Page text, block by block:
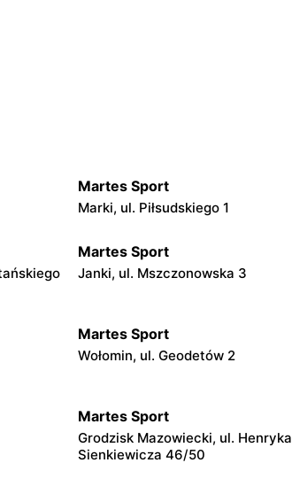
Martes Sport
Marki, ul. Piłsudskiego 1
Martes Sport
Janki, ul. Mszczonowska 3
Martes Sport
Wołomin, ul. Geodetów 2
Martes Sport
Grodzisk Mazowiecki, ul. Henryka
Sienkiewicza 46/50